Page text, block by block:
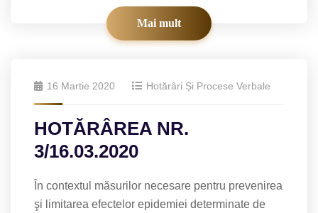
Mai mult
16 Martie 2020 Hotărâri Și Procese Verbale
HOTĂRÂREA NR.
3/16.03.2020
În contextul măsurilor necesare pentru prevenirea
şi limitarea efectelor epidemiei determinate de